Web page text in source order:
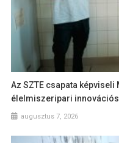
Az SZTE csapata
élelmiszeripari
augusztus 7, 2026